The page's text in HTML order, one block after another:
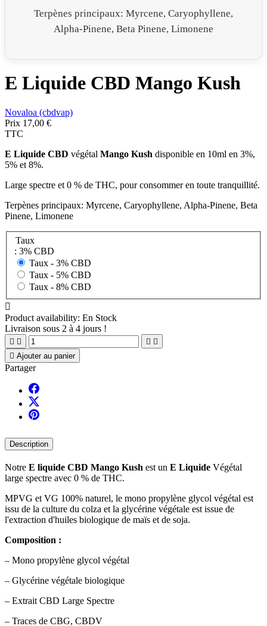
Terpènes principaux: Myrcene, Caryophyllene,
Alpha-Pinene, Beta Pinene, Limonene
E Liquide CBD Mango Kush
Novaloa (cbdvap)
Prix 17,00 €
TTC
E Liquide CBD végétal Mango Kush disponible en 10ml en 3%,
5% et 8%.
Large spectre et 0 % de THC, pour consommer en toute tranquillité.
Terpènes principaux: Myrcene, Caryophyllene, Alpha-Pinene, Beta
Pinene, Limonene
Taux
: 3% CBD
Taux - 3% CBD
Taux - 5% CBD
Taux - 8% CBD

Product availability: En Stock
Livraison sous 2 à 4 jours !
   
 Ajouter au panier
Partager
Description
Notre E liquide CBD Mango Kush est un E Liquide Végétal
large spectre avec 0 % de THC.
MPVG et VG 100% naturel, le mono propylène glycol végétal est
issu de la culture du colza et la glycérine végétale est issue de
l'extraction d'huiles biologique de maïs et de soja.
Composition :
– Mono propylène glycol végétal
– Glycérine végétale biologique
– Extrait CBD Large Spectre
– Traces de CBG, CBDV